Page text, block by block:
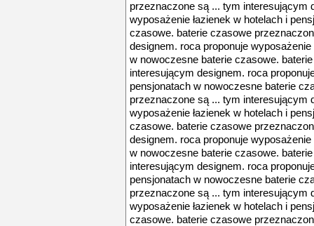
przeznaczone są ... tym interesującym
wyposażenie łazienek w hotelach i
czasowe. baterie czasowe
designem. roca proponuje
w nowoczesne baterie czasowe.
interesującym designem. roca
pensjonatach w nowoczesne baterie
przeznaczone są ... tym interesującym
wyposażenie łazienek w hotelach i
czasowe. baterie czasowe
designem. roca proponuje
w nowoczesne baterie czasowe.
interesującym designem. roca
pensjonatach w nowoczesne baterie
przeznaczone są ... tym interesującym
wyposażenie łazienek w hotelach i
czasowe. baterie czasowe